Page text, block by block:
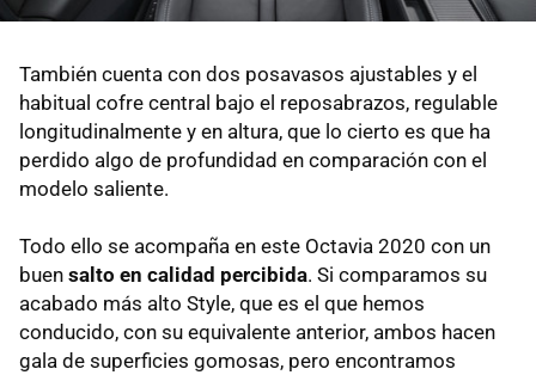
También cuenta con dos posavasos ajustables y el
habitual cofre central bajo el reposabrazos, regulable
longitudinalmente y en altura, que lo cierto es que ha
perdido algo de profundidad en comparación con el
modelo saliente.
Todo ello se acompaña en este Octavia 2020 con un
buen salto en calidad percibida. Si comparamos su
acabado más alto Style, que es el que hemos
conducido, con su equivalente anterior, ambos hacen
gala de superficies gomosas, pero encontramos